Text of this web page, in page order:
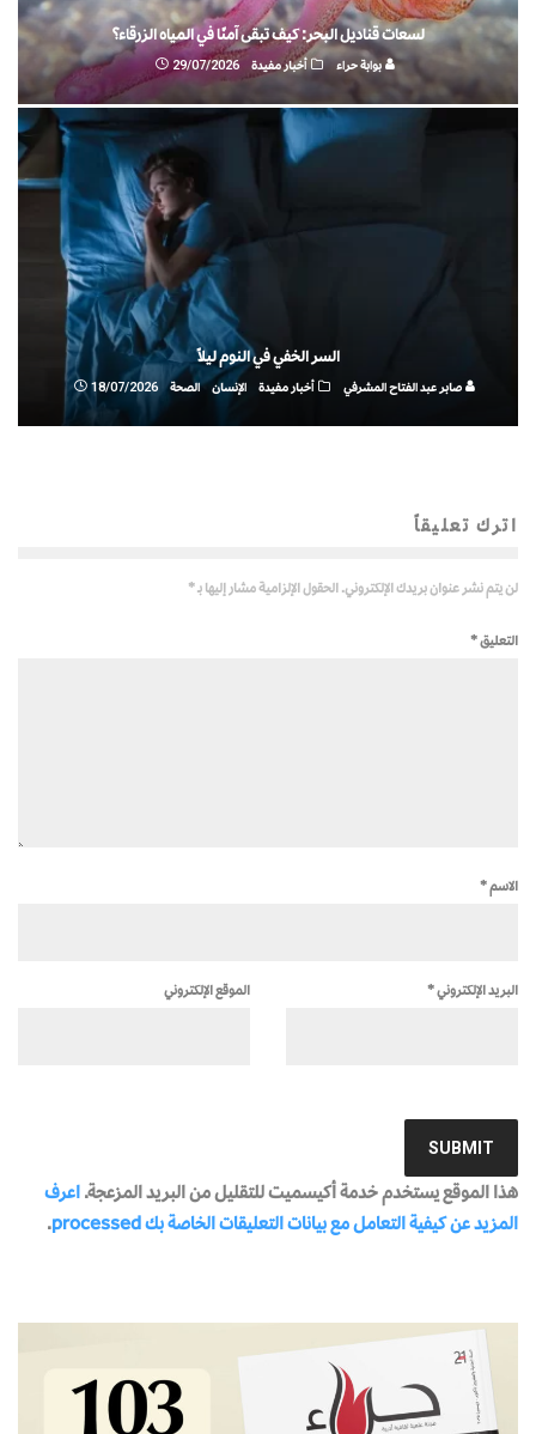
لسعات قناديل البحر: كيف تبقى آمنًا في المياه الزرقاء؟
بوابة حراء أخبار مفيدة 29/07/2026
السر الخفي في النوم ليلاً
صابر عبد الفتاح المشرفي أخبار مفيدة الإنسان الصحة 18/07/2026
اترك تعليقاً
لن يتم نشر عنوان بريدك الإلكتروني. الحقول الإلزامية مشار إليها بـ*
التعليق*
الاسم*
البريد الإلكتروني* الموقع الإلكتروني
هذا الموقع يستخدم خدمة أكيسميت للتقليل من البريد المزعجة. اعرف
المزيد عن كيفية التعامل مع بيانات التعليقات الخاصة بك processed
.